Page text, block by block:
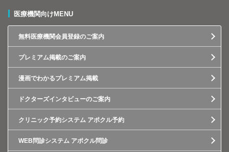
医療機関向けMENU
無料医療機関会員登録のご案内
プレミアム掲載のご案内
漫画でわかるプレミアム掲載
ドクターズインタビューのご案内
クリニック予約システム アポクル予約
WEB問診システム アポクル問診